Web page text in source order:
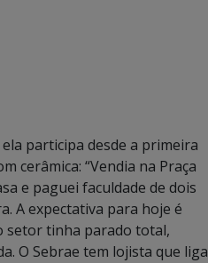
participa desde a primeira
cerâmica: “Vendia na Praça
e paguei faculdade de dois
A expectativa para hoje é
setor tinha parado total,
O Sebrae tem lojista que liga